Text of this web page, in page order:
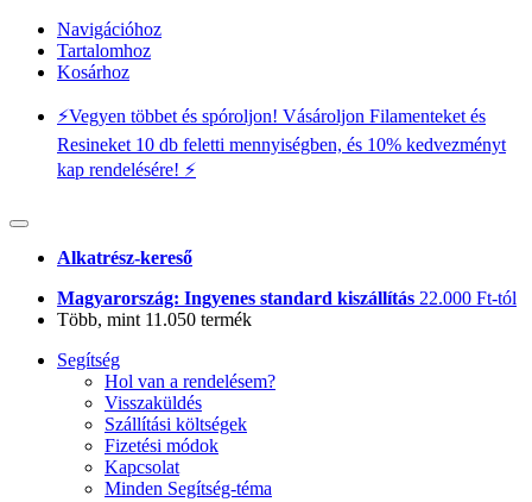
Navigációhoz
Tartalomhoz
Kosárhoz
⚡️Vegyen többet és spóroljon! Vásároljon Filamenteket és
Resineket 10 db feletti mennyiségben, és 10% kedvezményt
kap rendelésére! ⚡️
Alkatrész-kereső
Magyarország: Ingyenes standard kiszállítás 22.000 Ft-tól
Több, mint 11.050 termék
Segítség
Hol van a rendelésem?
Visszaküldés
Szállítási költségek
Fizetési módok
Kapcsolat
Minden Segítség-téma